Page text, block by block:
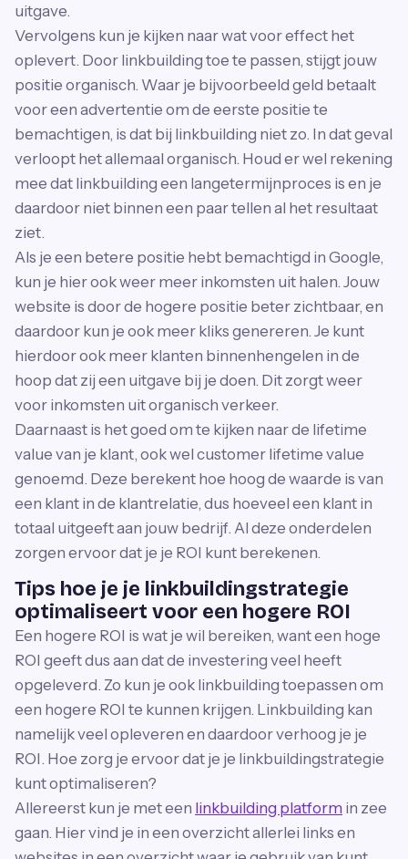
uitgave.
Vervolgens kun je kijken naar wat voor effect het
oplevert. Door linkbuilding toe te passen, stijgt jouw
positie organisch. Waar je bijvoorbeeld geld betaalt
voor een advertentie om de eerste positie te
bemachtigen, is dat bij linkbuilding niet zo. In dat geval
verloopt het allemaal organisch. Houd er wel rekening
mee dat linkbuilding een langetermijnproces is en je
daardoor niet binnen een paar tellen al het resultaat
ziet.
Als je een betere positie hebt bemachtigd in Google,
kun je hier ook weer meer inkomsten uit halen. Jouw
website is door de hogere positie beter zichtbaar, en
daardoor kun je ook meer kliks genereren. Je kunt
hierdoor ook meer klanten binnenhengelen in de
hoop dat zij een uitgave bij je doen. Dit zorgt weer
voor inkomsten uit organisch verkeer.
Daarnaast is het goed om te kijken naar de lifetime
value van je klant, ook wel customer lifetime value
genoemd. Deze berekent hoe hoog de waarde is van
een klant in de klantrelatie, dus hoeveel een klant in
totaal uitgeeft aan jouw bedrijf. Al deze onderdelen
zorgen ervoor dat je je ROI kunt berekenen.
Tips hoe je je linkbuildingstrategie
optimaliseert voor een hogere ROI
Een hogere ROI is wat je wil bereiken, want een hoge
ROI geeft dus aan dat de investering veel heeft
opgeleverd. Zo kun je ook linkbuilding toepassen om
een hogere ROI te kunnen krijgen. Linkbuilding kan
namelijk veel opleveren en daardoor verhoog je je
ROI. Hoe zorg je ervoor dat je je linkbuildingstrategie
kunt optimaliseren?
Allereerst kun je met een linkbuilding platform in zee
gaan. Hier vind je in een overzicht allerlei links en